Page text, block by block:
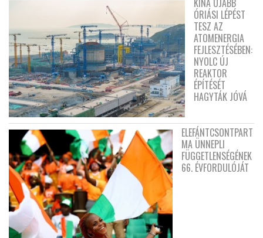
KÍNA ÚJABB
ÓRIÁSI LÉPÉST
TESZ AZ
ATOMENERGIA
FEJLESZTÉSÉBEN:
NYOLC ÚJ
REAKTOR
ÉPÍTÉSÉT
HAGYTÁK JÓVÁ
ELEFÁNTCSONTPART
MA ÜNNEPLI
FÜGGETLENSÉGÉNEK
66. ÉVFORDULÓJÁT